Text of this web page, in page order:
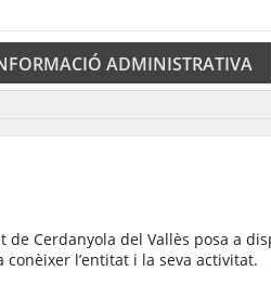
ADMINISTRATIVA
de Cerdanyola del Vallès posa a
l’entitat i la seva activitat.